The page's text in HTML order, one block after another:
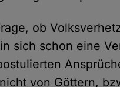
ob
sich schon eine
von Göttern,